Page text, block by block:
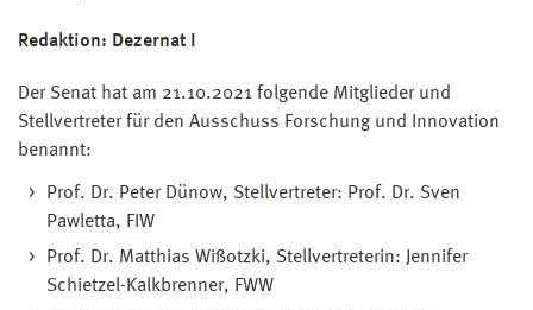
Redaktion: Dezernat I
Der Senat hat am 21.10.2021 folgende Mitglieder und
Stellvertreter für den Ausschuss Forschung und Innovation
benannt:
Prof. Dr. Peter Dünow, Stellvertreter: Prof. Dr. Sven
Pawletta, FIW
Prof. Dr. Matthias Wißotzki, Stellvertreterin: Jennifer
Schietzel-Kalkbrenner, FWW